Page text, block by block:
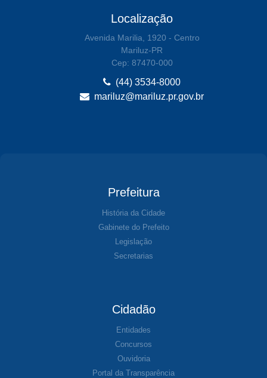
Localização
Avenida Marilia, 1920 - Centro
Mariluz-PR
Cep: 87470-000
(44) 3534-8000
mariluz@mariluz.pr.gov.br
Prefeitura
História da Cidade
Gabinete do Prefeito
Legislação
Secretarias
Cidadão
Entidades
Concursos
Ouvidoria
Portal da Transparência